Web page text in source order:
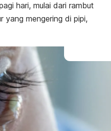
hari, mulai dari rambut
yang mengering di pipi,